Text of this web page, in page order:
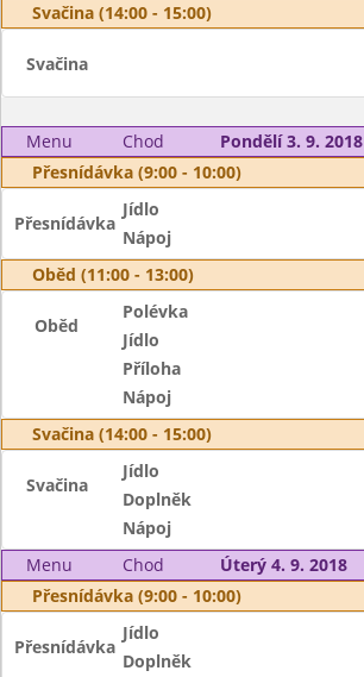
Svačina (14:00 - 15:00)
Svačina
Menu Chod
Pondělí 3. 9. 2018
Přesnídávka (9:00 - 10:00)
Přesnídávka
Jídlo
Nápoj
Oběd (11:00 - 13:00)
Oběd
Polévka
Jídlo
Příloha
Nápoj
Svačina (14:00 - 15:00)
Svačina
Jídlo
Doplněk
Nápoj
Menu
Chod
Úterý 4. 9. 2018
Přesnídávka (9:00 - 10:00)
Přesnídávka
Jídlo
Doplněk